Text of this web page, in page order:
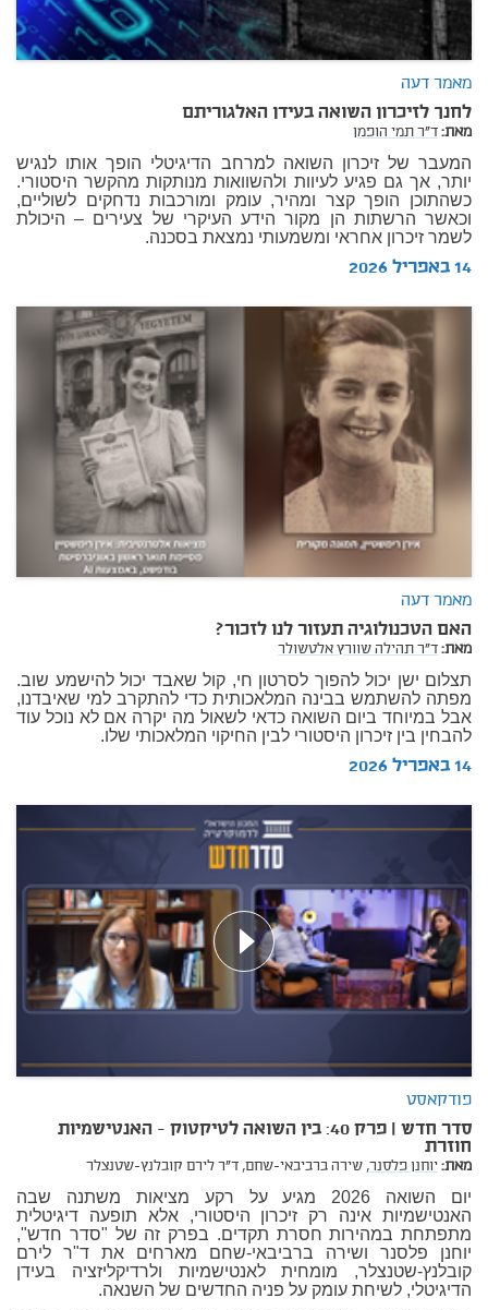
מאמר דעה
לחנך לזיכרון השואה בעידן האלגוריתם
מאת:ד"ר תמי הופמן
המעבר של זיכרון השואה למרחב הדיגיטלי הופך אותו לנגיש
יותר, אך גם פגיע לעיוות ולהשוואות מנותקות מהקשר היסטורי.
כשהתוכן הופך קצר ומהיר, עומק ומורכבות נדחקים לשוליים,
וכאשר הרשתות הן מקור הידע העיקרי של צעירים – היכולת
לשמר זיכרון אחראי ומשמעותי נמצאת בסכנה.
14 באפריל 2026
מאמר דעה
האם הטכנולוגיה תעזור לנו לזכור?
מאת:ד"ר תהילה שוורץ אלטשולר
תצלום ישן יכול להפוך לסרטון חי, קול שאבד יכול להישמע שוב.
מפתה להשתמש בבינה המלאכותית כדי להתקרב למי שאיבדנו,
אבל במיוחד ביום השואה כדאי לשאול מה יקרה אם לא נוכל עוד
להבחין בין זיכרון היסטורי לבין החיקוי המלאכותי שלו.
14 באפריל 2026
פודקאסט
סדר חדש | פרק 40: בין השואה לטיקטוק - האנטישמיות
חוזרת
מאת:יוחנן פלסנר, שירה ברביבאי-שחם, ד"ר לירם קובלנץ-שטנצלר
יום השואה 2026 מגיע על רקע מציאות משתנה שבה
האנטישמיות אינה רק זיכרון היסטורי, אלא תופעה דיגיטלית
מתפתחת במהירות חסרת תקדים. בפרק זה של "סדר חדש",
יוחנן פלסנר ושירה ברביבאי-שחם מארחים את ד"ר לירם
קובלנץ-שטנצלר, מומחית לאנטישמיות ולרדיקליזציה בעידן
הדיגיטלי, לשיחת עומק על פניה החדשים של השנאה.